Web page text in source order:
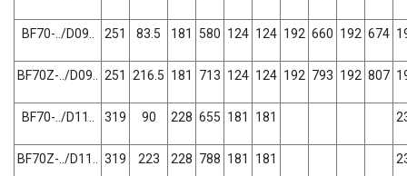
BF70-../D09.. 251 83.5 181 580 124 124 192 660 192 674
BF70Z-../D09.. 251 216.5 181 713 124 124 192 793 192 807
BF70-../D11.. 319 90 228 655 181 181
BF70Z-../D11.. 319 223 228 788 181 181